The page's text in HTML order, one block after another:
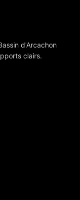
d'Arcachon
clairs.